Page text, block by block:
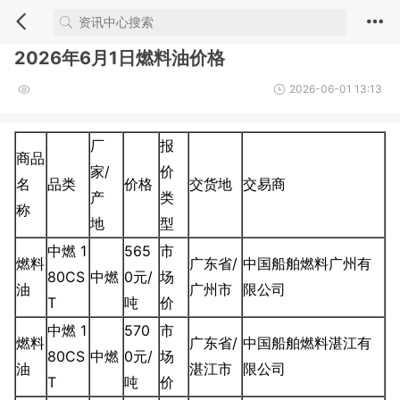
2026年6月1日燃料油价格
2026-06-01 13:13
商品
名
称
品类
厂
家/
产
地
价格
报
价
类
型
交货地 交易商
燃料
油
中燃 1
80CS
T
中燃
565
0元/
吨
市
场
价
广东省/
广州市
中国船舶燃料广州有
限公司
燃料
油
中燃 1
80CS
T
中燃
570
0元/
吨
市
场
价
广东省/
湛江市
中国船舶燃料湛江有
限公司